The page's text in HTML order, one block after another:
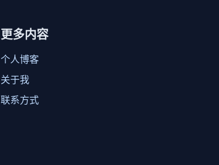
更多内容
个人博客
关于我
联系方式